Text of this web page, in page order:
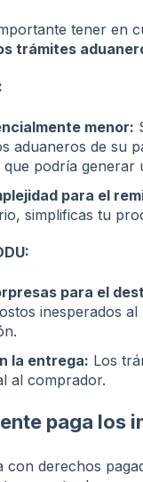
tener en
trámites
menor:
aduaneros de su
que podría generar
para el
simplificas tu
para el
inesperados
la entrega: Los
al comprador.
paga los
con derechos